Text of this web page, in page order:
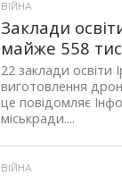
ВІЙНА
Заклади
майже 558
22 заклади освіти
виготовлення
це повідомляє
міськради....
ВІЙНА